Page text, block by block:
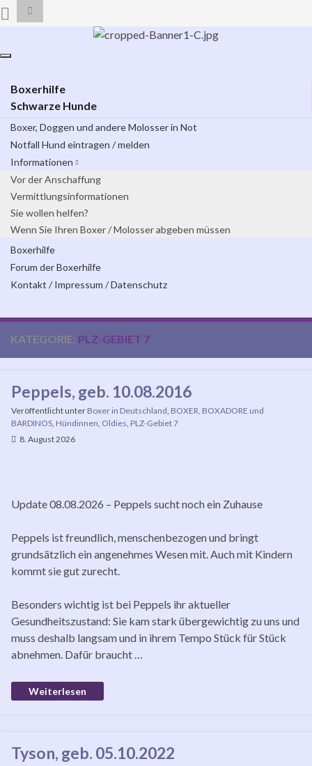
Suchbox
umschalten
Search for:
Navigation
Boxerhilfe
Schwarze Hunde
Boxer, Doggen und andere Molosser in Not
Notfall Hund eintragen / melden
Informationen
Vor der Anschaffung
Vermittlungsinformationen
Sie wollen helfen?
Wenn Sie Ihren Boxer / Molosser abgeben müssen
Boxerhilfe
Forum der Boxerhilfe
Kontakt / Impressum / Datenschutz
KATEGORIE: PLZ-GEBIET 7
Peppels, geb. 10.08.2016
Veröffentlicht unter Boxer in Deutschland, BOXER, BOXADORE und
BARDINOS, Hündinnen, Oldies, PLZ-Gebiet 7
8. August 2026
Update 08.08.2026 – Peppels sucht noch ein Zuhause
Peppels ist freundlich, menschenbezogen und bringt
grundsätzlich ein angenehmes Wesen mit. Auch mit Kindern
kommt sie gut zurecht.
Besonders wichtig ist bei Peppels ihr aktueller
Gesundheitszustand: Sie kam stark übergewichtig zu uns und
muss deshalb langsam und in ihrem Tempo Stück für Stück
abnehmen. Dafür braucht …
Weiterlesen
Tyson, geb. 05.10.2022